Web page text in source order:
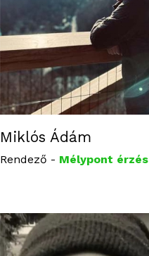
Miklós Ádám
Rendező - Mélypont érzés